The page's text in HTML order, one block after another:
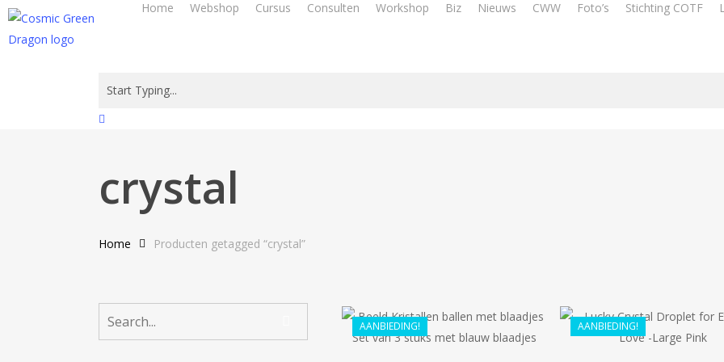
Skip
Home Webshop Cursus Consulten Workshop Biz Nieuws CWW Foto’s Stichting COTF
Close
crystal
Home Producten getagged “crystal”
AANBIEDING! AANBIEDING!
35.99